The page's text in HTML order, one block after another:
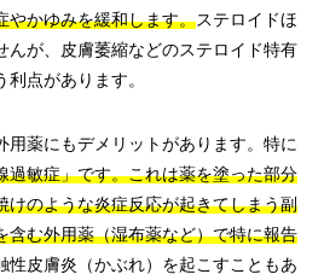
やかゆみを緩和します。ステロイドほ
んが、皮膚萎縮などのステロイド特有
点があります。
用薬にもデメリットがあります。特に
過敏症」です。これは薬を塗った部分
けのような炎症反応が起きてしまう副
含む外用薬（湿布薬など）で特に報告
性皮膚炎（かぶれ）を起こすこともあ